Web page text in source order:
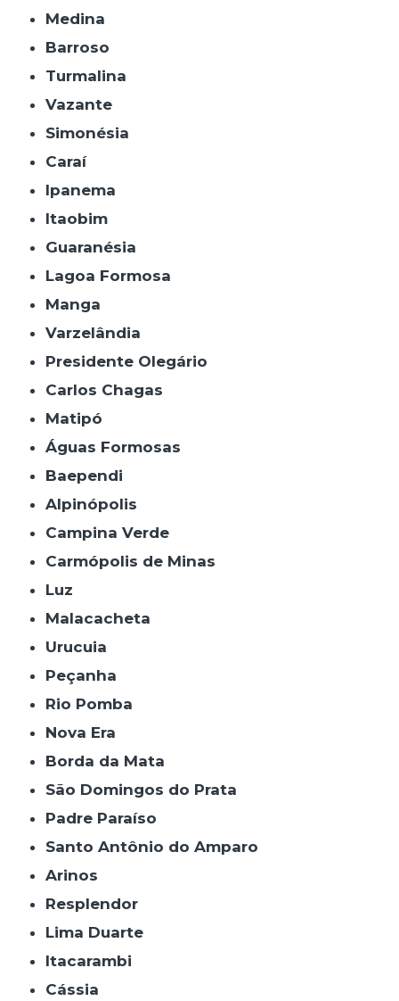
Medina
Barroso
Turmalina
Vazante
Simonésia
Caraí
Ipanema
Itaobim
Guaranésia
Lagoa Formosa
Manga
Varzelândia
Presidente Olegário
Carlos Chagas
Matipó
Águas Formosas
Baependi
Alpinópolis
Campina Verde
Carmópolis de Minas
Luz
Malacacheta
Urucuia
Peçanha
Rio Pomba
Nova Era
Borda da Mata
São Domingos do Prata
Padre Paraíso
Santo Antônio do Amparo
Arinos
Resplendor
Lima Duarte
Itacarambi
Cássia